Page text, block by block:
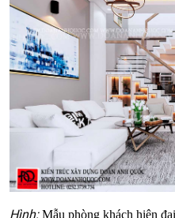
Hình:Mẫu phòng khách hiện